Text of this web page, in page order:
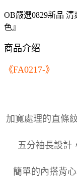
OB嚴選0829新品
色』
商品介绍
《FA0217-》
加寬處理的直條
五分袖長設計
簡單的內搭背